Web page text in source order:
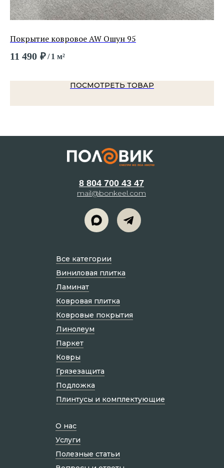
Покрытие ковровое AW Ошун 95
11 490 ₽/ 1 м²
ПОСМОТРЕТЬ ТОВАР
8 804 700 43 47
mail@bonkeel.com
О нас
Услуги
Полезные статьи
Все категории
Виниловая плитка
Ламинат
Ковровая плитка
Ковровые покрытия
Линолеум
Паркет
Ковры
Грязезащита
Подложка
Плинтусы и комплектующие